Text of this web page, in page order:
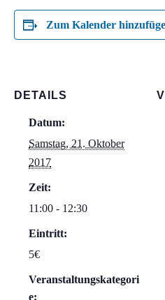
Zum Kalender
DETAILS
Datum:
Samstag, 21. Oktober
2017
Zeit:
11:00 - 12:30
Eintritt:
5€
Veranstaltungskategori
e: